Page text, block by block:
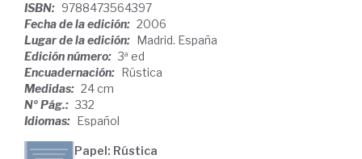
ISBN: 9788473564397
Fecha de la edición: 2006
Lugar de la edición: Madrid. España
Edición número: 3ª ed
Encuadernación: Rústica
Medidas: 24 cm
Nº Pág.: 332
Idiomas: Español
Papel: Rústica